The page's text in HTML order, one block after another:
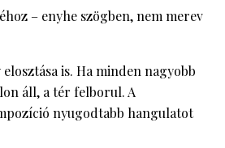
– enyhe szögben, nem merev
is. Ha minden nagyobb
áll, a tér felborul. A
nyugodtabb hangulatot